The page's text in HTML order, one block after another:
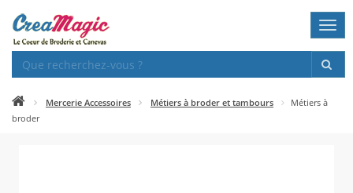
Mercerie Accessoires Métiers à broder et tambours
Métiers à
broder